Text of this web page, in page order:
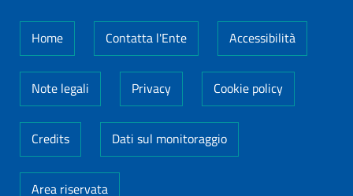
Home Contatta l'Ente Accessibilità
Note legali Privacy Cookie policy
Credits Dati sul monitoraggio
Area riservata